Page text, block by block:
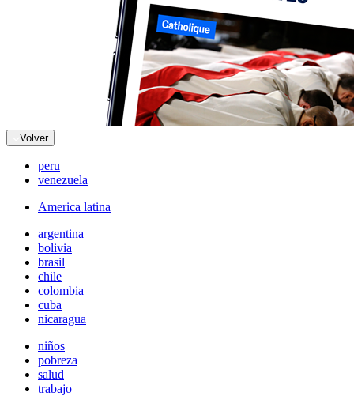
Volver
peru
venezuela
America latina
argentina
bolivia
brasil
chile
colombia
cuba
nicaragua
niños
pobreza
salud
trabajo